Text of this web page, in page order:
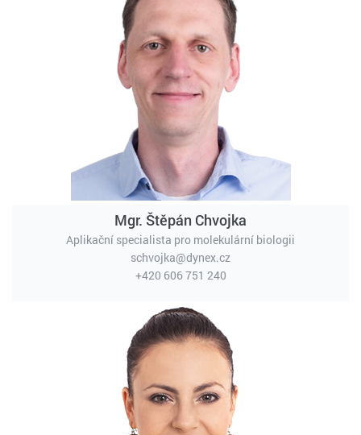
Mgr. Štěpán Chvojka
Aplikační specialista pro molekulární biologii
schvojka@dynex.cz
+420 606 751 240